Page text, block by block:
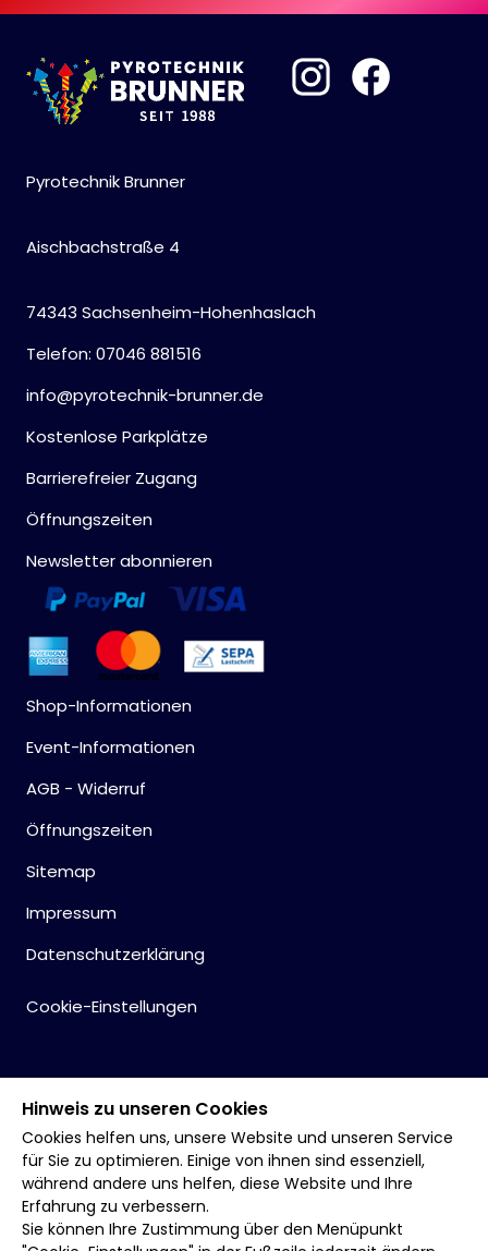
Pyrotechnik Brunner
Aischbachstraße 4
74343 Sachsenheim-Hohenhaslach
Telefon: 07046 881516
info@pyrotechnik-brunner.de
Kostenlose Parkplätze
Barrierefreier Zugang
Öffnungszeiten
Newsletter abonnieren
Shop-Informationen
Event-Informationen
AGB - Widerruf
Öffnungszeiten
Sitemap
Impressum
Datenschutzerklärung
Cookie-Einstellungen
Hinweis zu unseren Cookies
Cookies helfen uns, unsere Website und unseren Service
für Sie zu optimieren. Einige von ihnen sind essenziell,
während andere uns helfen, diese Website und Ihre
Erfahrung zu verbessern.
Sie können Ihre Zustimmung über den Menüpunkt